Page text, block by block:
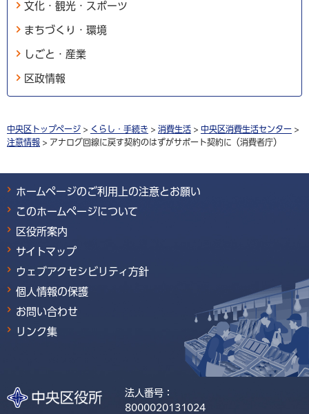
文化・観光・スポーツ
まちづくり・環境
しごと・産業
区政情報
中央区トップページ > くらし・手続き > 消費生活 > 中央区消費生活センター >
注意情報 > アナログ回線に戻す契約のはずがサポート契約に（消費者庁）
ホームページのご利用上の注意とお願い
このホームページについて
区役所案内
サイトマップ
ウェブアクセシビリティ方針
個人情報の保護
お問い合わせ
リンク集
法人番号：
8000020131024